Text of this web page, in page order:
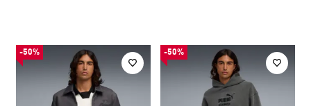
-50% -50%